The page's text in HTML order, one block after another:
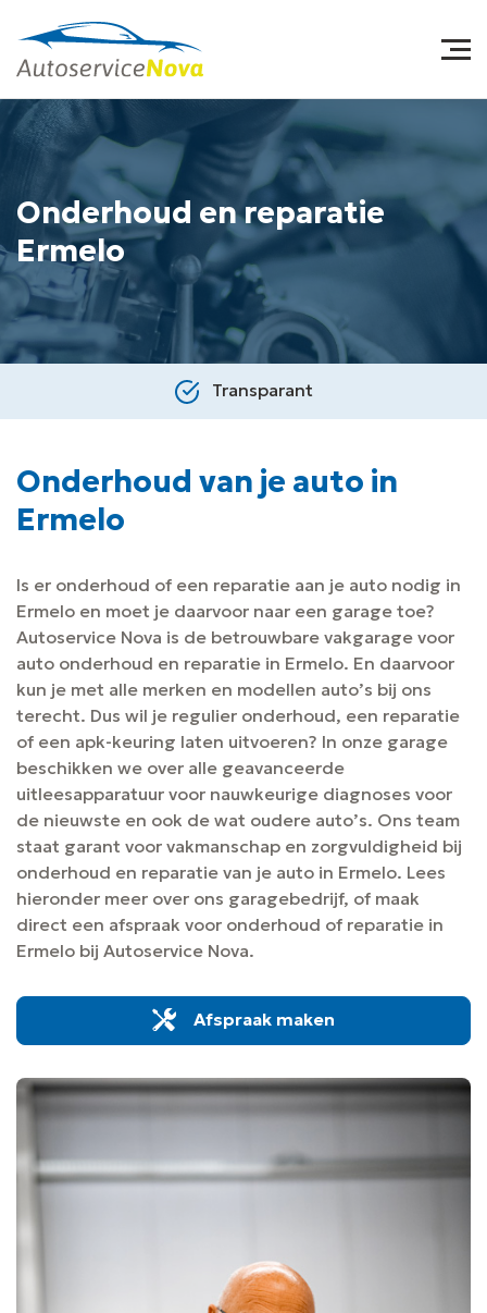
Onderhoud en reparatie
Ermelo
Transparant
Onderhoud van je auto in
Ermelo
Is er onderhoud of een reparatie aan je auto nodig in
Ermelo en moet je daarvoor naar een garage toe?
Autoservice Nova is de betrouwbare vakgarage voor
auto onderhoud en reparatie in Ermelo. En daarvoor
kun je met alle merken en modellen auto’s bij ons
terecht. Dus wil je regulier onderhoud, een reparatie
of een apk-keuring laten uitvoeren? In onze garage
beschikken we over alle geavanceerde
uitleesapparatuur voor nauwkeurige diagnoses voor
de nieuwste en ook de wat oudere auto’s. Ons team
staat garant voor vakmanschap en zorgvuldigheid bij
onderhoud en reparatie van je auto in Ermelo. Lees
hieronder meer over ons garagebedrijf, of maak
direct een afspraak voor onderhoud of reparatie in
Ermelo bij Autoservice Nova.
Afspraak maken